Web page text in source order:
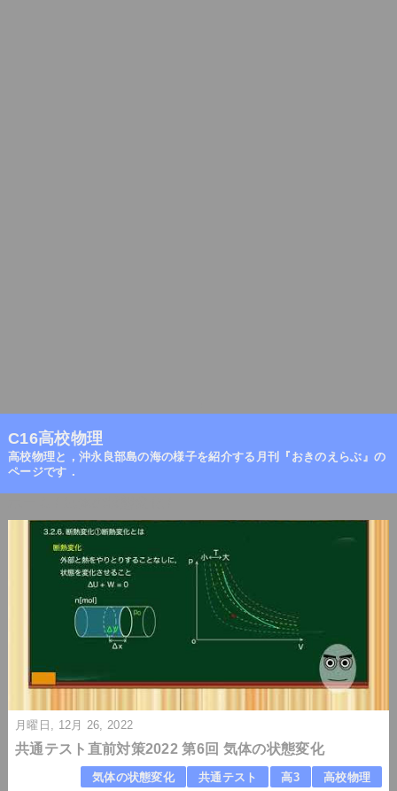
C16高校物理
高校物理と，沖永良部島の海の様子を紹介する月刊『おきのえらぶ』の
ページです．
月曜日, 12月 26, 2022
共通テスト直前対策2022 第6回 気体の状態変化
気体の状態変化 共通テスト 高3 高校物理